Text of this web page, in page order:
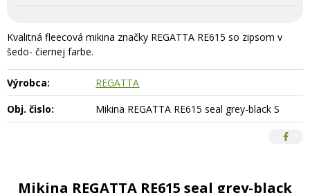
Kvalitná fleecová mikina značky REGATTA RE615 so zipsom v
šedo- čiernej farbe.
Výrobca:
REGATTA
Obj. čislo:
Mikina REGATTA RE615 seal grey-black S
Mikina REGATTA RE615 seal grey-black